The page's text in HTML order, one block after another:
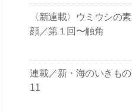
〈新連載〉ウミウシの素
顔／第１回〜触角
連載／新・海のいきもの
11